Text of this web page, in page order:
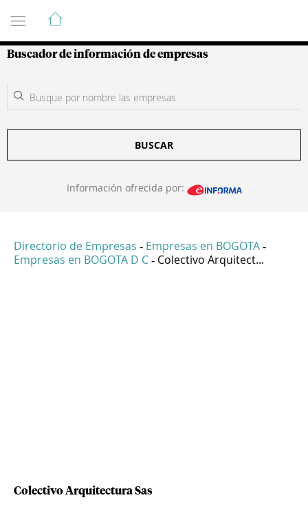
Guía de Empresas Colombianas
Buscador de información de empresas
BUSCAR
Información ofrecida por:
Directorio de Empresas - Empresas en BOGOTA -
Empresas en BOGOTA D C - Colectivo Arquitect...
Colectivo Arquitectura Sas